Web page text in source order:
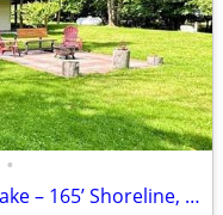
•
Lakefront Home on Steamboat Lake – 165’ Shoreline, Turnkey!